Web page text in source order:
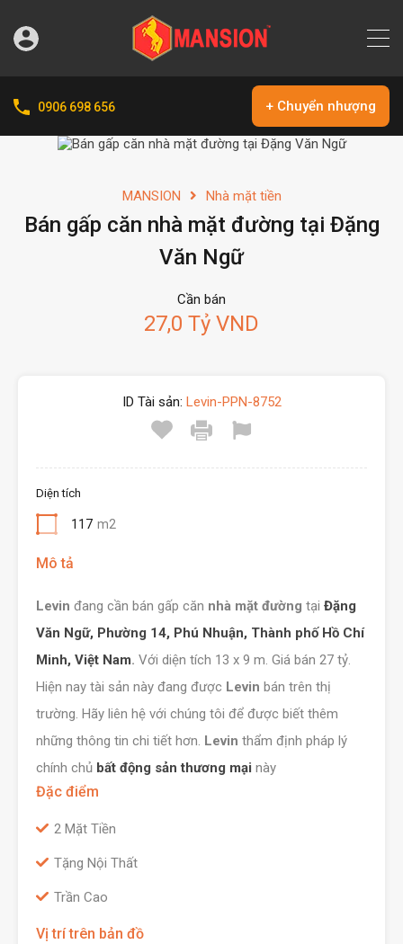
0906 698 656 + Chuyển nhượng
MANSION Nhà mặt tiền
Bán gấp căn nhà mặt đường tại Đặng
Văn Ngữ
Cần bán
27,0 Tỷ VND
ID Tài sản: Levin-PPN-8752
Diện tích
117 m2
Mô tả
Levin đang cần bán gấp căn nhà mặt đường tại Đặng
Văn Ngữ, Phường 14, Phú Nhuận, Thành phố Hồ Chí
Minh, Việt Nam. Với diện tích 13 x 9 m. Giá bán 27 tỷ.
Hiện nay tài sản này đang được Levin bán trên thị
trường. Hãy liên hệ với chúng tôi để được biết thêm
những thông tin chi tiết hơn. Levin thẩm định pháp lý
chính chủ bất động sản thương mại này
Đặc điểm
2 Mặt Tiền
Tặng Nội Thất
Trần Cao
Vị trí trên bản đồ